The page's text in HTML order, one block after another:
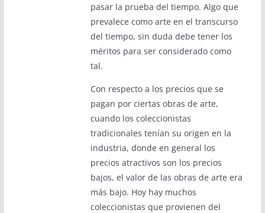
pasar la prueba del tiempo. Algo que
prevalece como arte en el transcurso
del tiempo, sin duda debe tener los
méritos para ser considerado como
tal.
Con respecto a los precios que se
pagan por ciertas obras de arte,
cuando los coleccionistas
tradicionales tenían su origen en la
industria, donde en general los
precios atractivos son los precios
bajos, el valor de las obras de arte era
más bajo. Hoy hay muchos
coleccionistas que provienen del